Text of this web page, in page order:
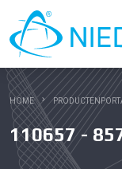
HOME
110657 -